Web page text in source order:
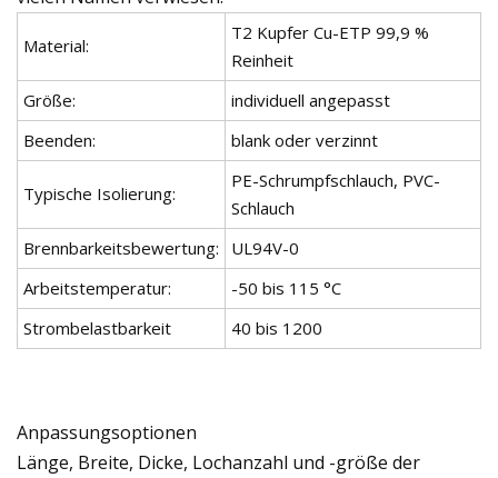
Material:
T2 Kupfer Cu-ETP 99,9 %
Reinheit
Größe:
individuell angepasst
Beenden:
blank oder verzinnt
Typische Isolierung:
PE-Schrumpfschlauch, PVC-
Schlauch
Brennbarkeitsbewertung:
UL94V-0
Arbeitstemperatur:
-50 bis 115 °C
Strombelastbarkeit
40 bis 1200
Anpassungsoptionen
Länge, Breite, Dicke, Lochanzahl und -größe der